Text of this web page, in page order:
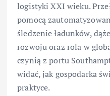
logistyki XXI wieku.
pomocą
śledzenie ładunków,
rozwoju oraz rola w
czynią z portu
widać, jak gospodarka
praktyce.